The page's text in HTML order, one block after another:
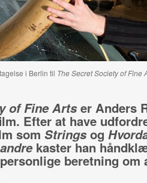
i Berlin til The Secret Society of Fine
of Fine Arts er Anders
Efter at have
som Stringsog
kaster han
beretning om